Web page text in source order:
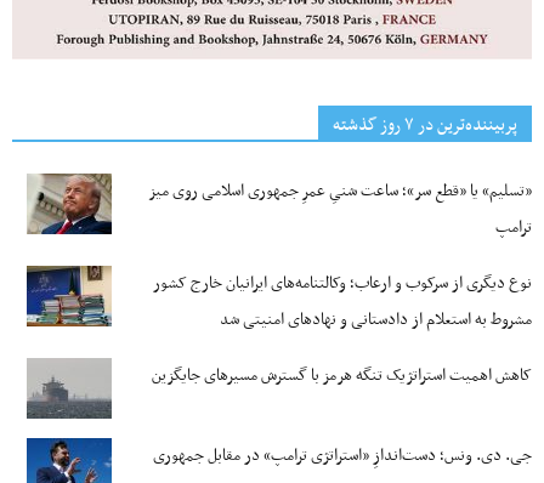
پربیننده‌ترین‌ در ۷ روز گذشته
«تسلیم» یا «قطع سر»؛ ساعت شنیِ عمرِ جمهوری اسلامی روی میز
ترامپ
نوع دیگری از سرکوب و ارعاب؛ وکالتنامه‌های ایرانیان خارج کشور
مشروط به استعلام از دادستانی و نهادهای امنیتی شد
کاهش اهمیت استراتژیک تنگه‌ هرمز با گسترش مسیرهای جایگزین
جی‌. دی. ونس؛ دست‌اندازِ «استراتژی ترامپ» در مقابل جمهوری